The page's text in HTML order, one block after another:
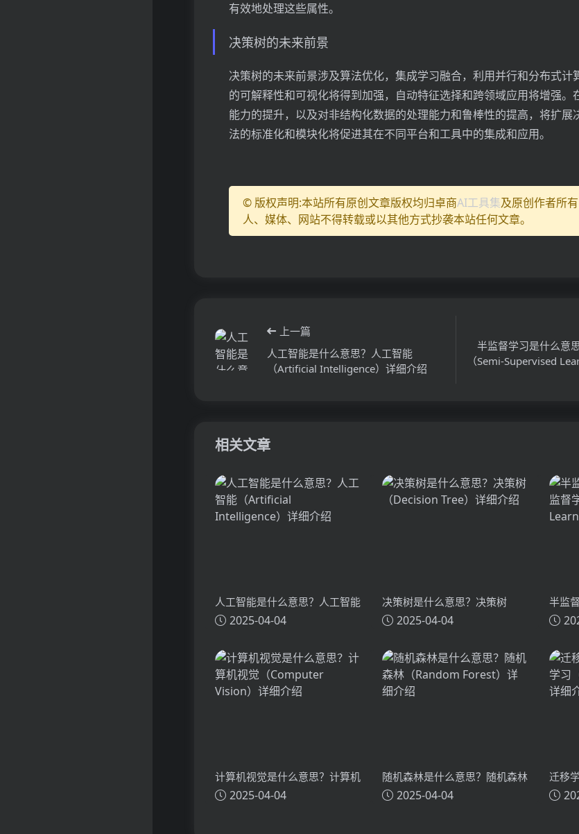
有效地处理这些属性。
决策树的未来前景
决策树的未来前景涉及算法优化，集成学习融合，利用并行和分布式计
的可解释性和可视化将得到加强，自动特征选择和跨领域应用将增强。
能力的提升，以及对非结构化数据的处理能力和鲁棒性的提高，将扩展
法的标准化和模块化将促进其在不同平台和工具中的集成和应用。
© 版权声明:本站所有原创文章版权均归卓商AI工具集及原创作者所
人、媒体、网站不得转载或以其他方式抄袭本站任何文章。
上一篇
人工智能是什么意思？人工智能
（Artificial Intelligence）详细介绍
半监督学习是什么意
（Semi-Supervised
相关文章
人工智能是什么意思？人工智能
（Artificial Intelligence）详细
2025-04-04
决策树是什么意思？决策树
（Decision Tree）详细介绍
2025-04-04
半监
学习
计算机视觉是什么意思？计算机
视觉（Computer Vision）详细
2025-04-04
随机森林是什么意思？随机森林
（Random Forest）详细介绍
2025-04-04
迁移
（